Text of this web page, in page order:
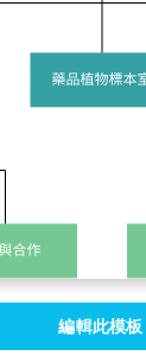
編輯此模板